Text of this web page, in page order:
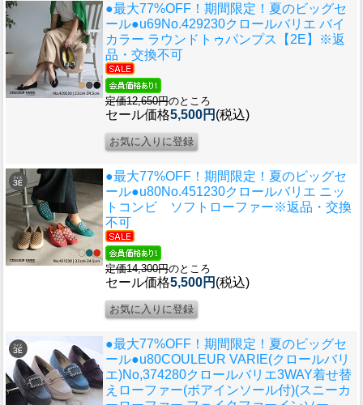
●最大77%OFF！期間限定！夏のビッグセ
ール●u69No.429230クロールバリエ バイ
カラー ラウンドトゥパンプス【2E】※返
品・交換不可
定価12,650円のところ
セール価格5,500円 (税込)
●最大77%OFF！期間限定！夏のビッグセ
ール●u80No.451230クロールバリエ ニッ
トコンビ ソフトローファー※返品・交換
不可
定価14,300円のところ
セール価格5,500円 (税込)
●最大77%OFF！期間限定！夏のビッグセ
ール●u80COULEUR VARIE(クロールバリ
エ)No,374280クロールバリエ3WAY着せ替
えローファー(ボアインソール付)(スニーカ